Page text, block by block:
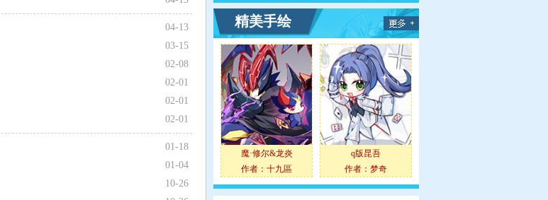
04-13
03-15
02-08
02-01
02-01
02-01
01-18
01-04
10-26
精美手绘
魔·修尔&龙炎
作者： 十九區
q版昆吾
作者： 梦奇